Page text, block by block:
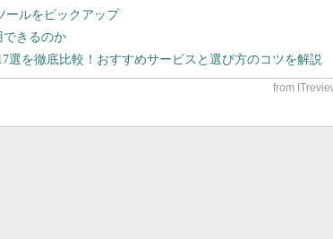
ールをピックアップ
できるのか
選を徹底比較！おすすめサービスと選び方のコツを解説